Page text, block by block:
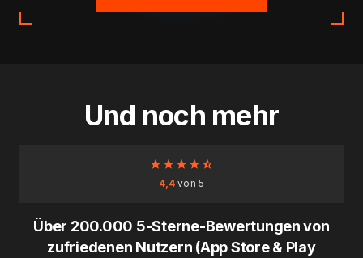
Und noch mehr
4,4 von 5
Über 200.000 5-Sterne-Bewertungen von
zufriedenen Nutzern (App Store & Play